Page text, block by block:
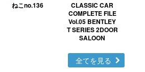
ねこno.136
CLASSIC CAR
COMPLETE FILE
Vol.05 BENTLEY
T SERIES 2DOOR
SALOON
全てを見る